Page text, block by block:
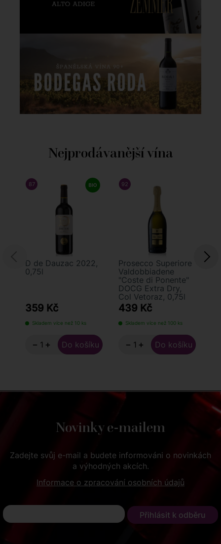
Nejprodávanější vína
87 WINE ENTHUSIAST
D de Dauzac 2022,
0,75l
359 Kč
Skladem více než 10 ks
− +
92
Prosecco Superiore
Valdobbiadene
"Coste di Ponente"
DOCG Extra Dry,
Col Vetoraz, 0,75l
439 Kč
Skladem více než 100 ks
− +
Novinky e-mailem
Zadejte svůj e-mail a budete informováni o novinkách
a výhodných akcích.
Informace o zpracování osobních údajů